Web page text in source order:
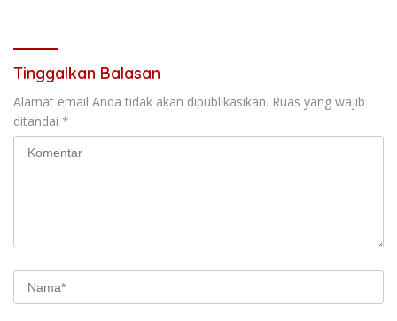
Tinggalkan Balasan
Alamat email Anda tidak akan dipublikasikan. Ruas yang wajib
ditandai *